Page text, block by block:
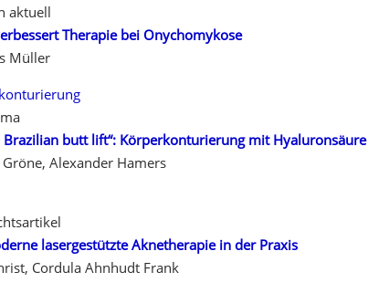
aktuell
Therapie bei Onychomykose
Müller
Brazilian butt lift“: Körperkonturierung mit Hyaluronsäure
Alexander Hamers
lasergestützte Aknetherapie in der Praxis
Cordula Ahnhudt Frank